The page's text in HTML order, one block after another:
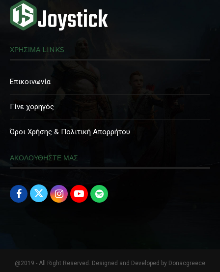
ΧΡΗΣΙΜΑ LINKS
Επικοινωνία
Γίνε χορηγός
Όροι Χρήσης & Πολιτική Απορρήτου
ΑΚΟΛΟΥΘΗΣΤΕ ΜΑΣ
@2019 - All Right Reserved. Designed and Developed by Donacgreece